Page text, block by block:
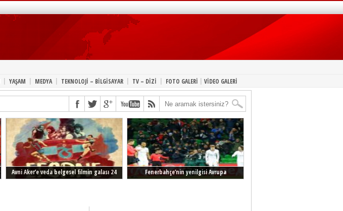
| YAŞAM | MEDYA | TEKNOLOJİ – BİLGİSAYAR | TV – DİZİ | FOTO GALERİ | VİDEO GALERİ
Avni Aker’e veda belgesel filmin galası 24
Fenerbahçe’nin yenilgisi Avrupa